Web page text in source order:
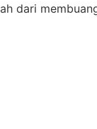
dari